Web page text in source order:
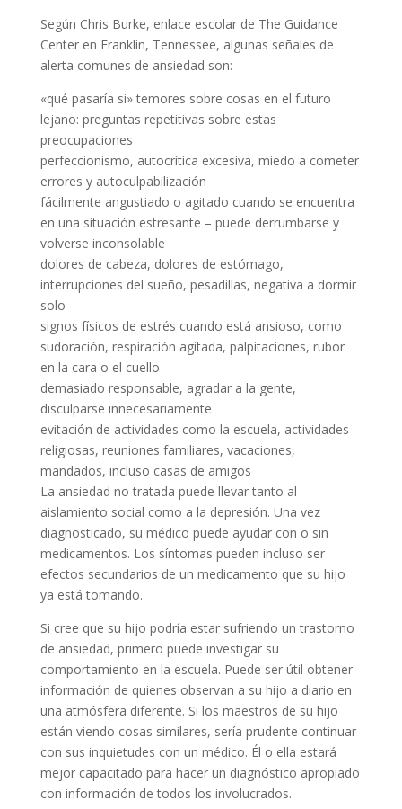
Según Chris Burke, enlace escolar de The Guidance
Center en Franklin, Tennessee, algunas señales de
alerta comunes de ansiedad son:
«qué pasaría si» temores sobre cosas en el futuro
lejano: preguntas repetitivas sobre estas
preocupaciones
perfeccionismo, autocrítica excesiva, miedo a cometer
errores y autoculpabilización
fácilmente angustiado o agitado cuando se encuentra
en una situación estresante – puede derrumbarse y
volverse inconsolable
dolores de cabeza, dolores de estómago,
interrupciones del sueño, pesadillas, negativa a dormir
solo
signos físicos de estrés cuando está ansioso, como
sudoración, respiración agitada, palpitaciones, rubor
en la cara o el cuello
demasiado responsable, agradar a la gente,
disculparse innecesariamente
evitación de actividades como la escuela, actividades
religiosas, reuniones familiares, vacaciones,
mandados, incluso casas de amigos
La ansiedad no tratada puede llevar tanto al
aislamiento social como a la depresión. Una vez
diagnosticado, su médico puede ayudar con o sin
medicamentos. Los síntomas pueden incluso ser
efectos secundarios de un medicamento que su hijo
ya está tomando.
Si cree que su hijo podría estar sufriendo un trastorno
de ansiedad, primero puede investigar su
comportamiento en la escuela. Puede ser útil obtener
información de quienes observan a su hijo a diario en
una atmósfera diferente. Si los maestros de su hijo
están viendo cosas similares, sería prudente continuar
con sus inquietudes con un médico. Él o ella estará
mejor capacitado para hacer un diagnóstico apropiado
con información de todos los involucrados.